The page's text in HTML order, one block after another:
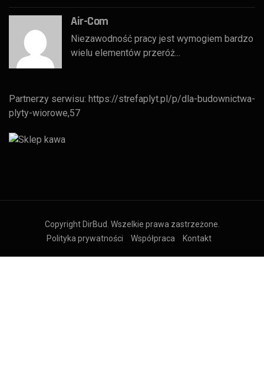
Air-Com
Niezawodność pracy jest wymogiem bardzo
wielu elementów przeróż...
Partnerzy serwisu: https://strefaplyt.pl/p/dla-budownictwa-
plyty-wiorowe,57
Copyright DirBud. Wszelkie prawa zastrzeżone.
Polityka prywatności
Współpraca Kontakt